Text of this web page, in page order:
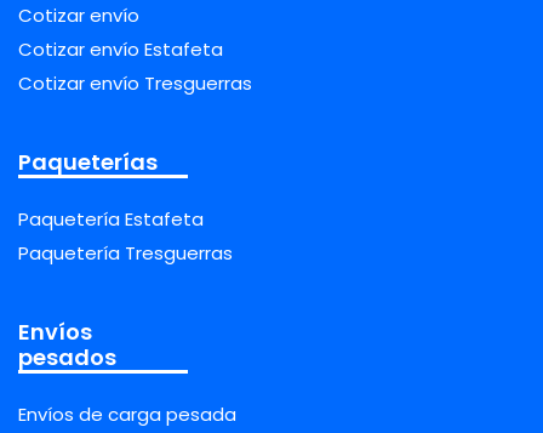
Cotizar envío
Cotizar envío Estafeta
Cotizar envío Tresguerras
Paqueterías
Paquetería Estafeta
Paquetería Tresguerras
Envíos
pesados
Envíos de carga pesada